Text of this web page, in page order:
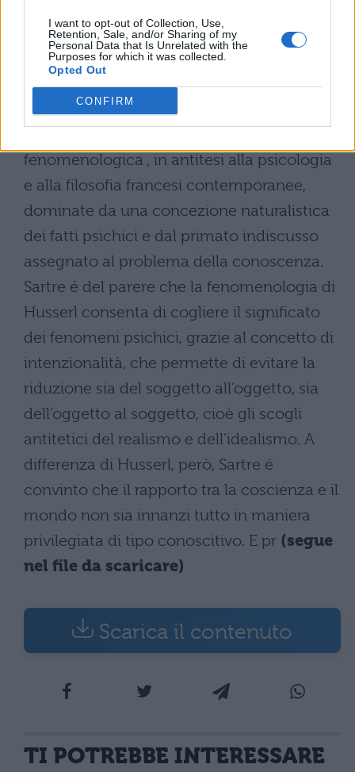
I want to opt-out of Collection, Use,
Retention, Sale, and/or Sharing of my
Personal Data that Is Unrelated with the
Purposes for which it was collected.
Opted Out
CONFIRM
giornale ‘La cause du peuple’. Egli morì a
Parigi nel quartiere latino, al numero 47 di
rue Bonaparte, il 15 aprile 1980. Le prime
indagini di Sartre sono volte alla
fenomenologica , in antitesi alla psicologia
e alla filosofia francesi contemporanee,
dominate da una concezione naturalistica
dei fatti psichici e dal primato indiscusso
assegnato al problema della conoscenza.
Sartre é del parere che la fenomenologia di
Husserl consenta di cogliere il significato
dei fenomeni psichici, grazie al concetto di
intenzionalità, che permette di evitare la
riduzione sia del soggetto all’oggetto, sia
dell’oggetto al soggetto, cioè gli scogli
antitetici del realismo e dell’idealismo. A
differenza di Husserl, però, Sartre é
convinto che il rapporto tra la coscienza e il
mondo non sia innanzi tutto in maniera
privilegiata di tipo conoscitivo. E pr (segue
nel file da scaricare)
Scarica il contenuto
TI POTREBBE INTERESSARE